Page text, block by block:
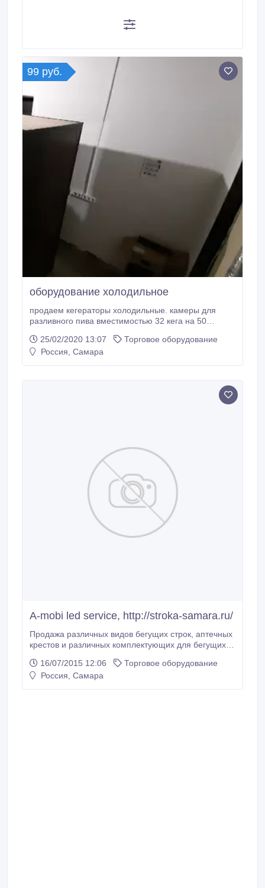
99 руб.
оборудование холодильное
продаем кегераторы холодильные. камеры для
разливного пива вместимостью 32 кега на 50
25/02/2020 13:07
Торговое оборудование
Россия, Самара
A-mobi led service, http://stroka-samara.ru/
Продажа различных видов бегущих строк, аптечных
крестов и различных комплектующих для бегущих
16/07/2015 12:06
Торговое оборудование
Россия, Самара